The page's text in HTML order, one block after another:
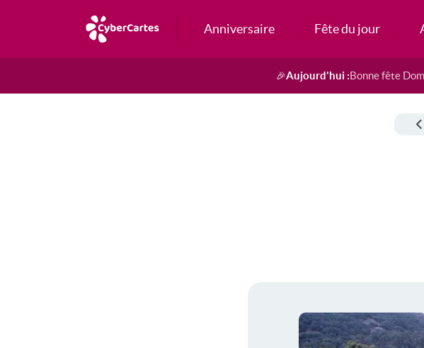
Anniversaire Fête du jour
🎉Aujourd'hui :Bonne fête